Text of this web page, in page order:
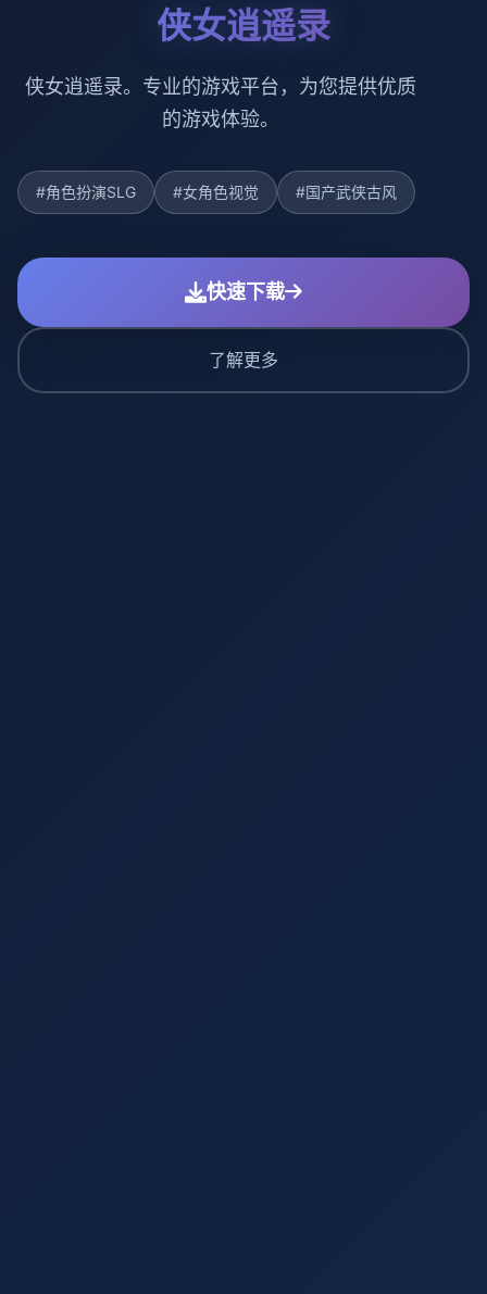
侠女逍遥录
侠女逍遥录。专业的游戏平台，为您提供优质
的游戏体验。
#角色扮演SLG #女角色视觉 #国产武侠古风
快速下载
了解更多